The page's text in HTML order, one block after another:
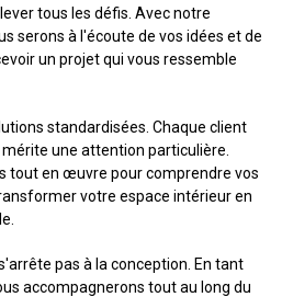
tous les défis. Avec notre
serons à l'écoute de vos idées et de
un projet qui vous ressemble
standardisées. Chaque client
une attention particulière.
tout en œuvre pour comprendre vos
votre espace intérieur en
pas à la conception. En tant
accompagnerons tout au long du